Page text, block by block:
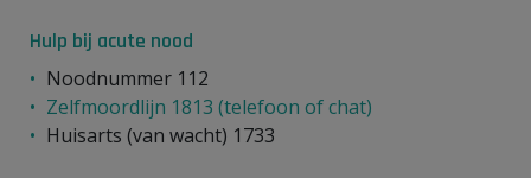
Hulp bij acute nood
Noodnummer 112
Zelfmoordlijn 1813 (telefoon of chat)
Huisarts (van wacht) 1733